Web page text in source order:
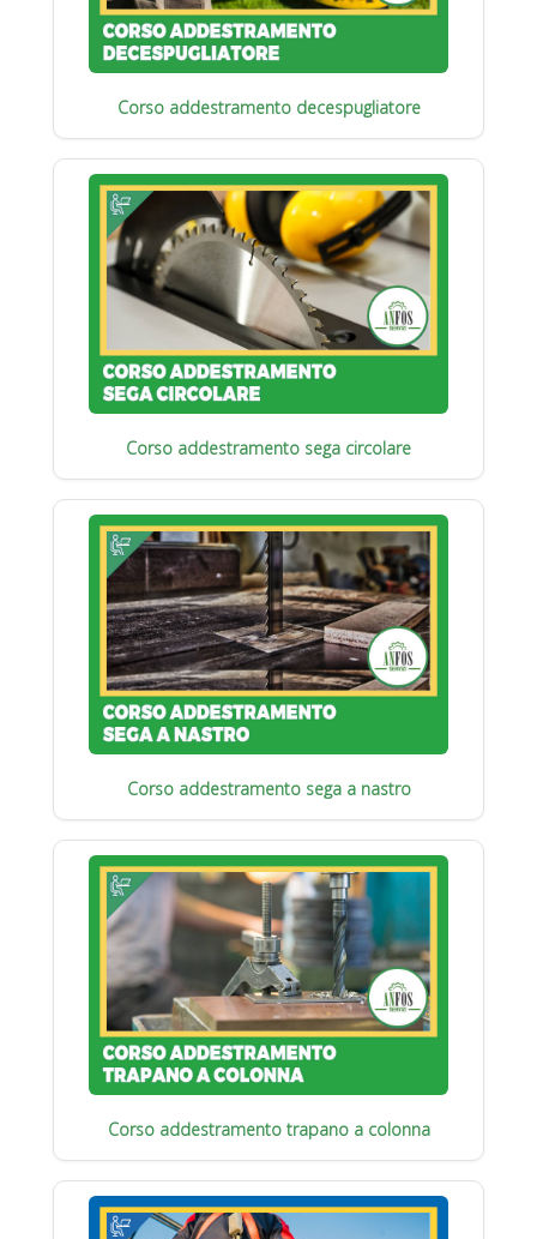
Corso addestramento decespugliatore
Corso addestramento sega circolare
Corso addestramento sega a nastro
Corso addestramento trapano a colonna